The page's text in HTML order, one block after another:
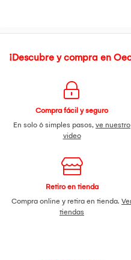
¡Descubre y compra en
Compra fácil y seguro
En solo 6 simples pasos, ve nuestro
video
Retiro en tienda
Compra online y retira en tienda.
tiendas